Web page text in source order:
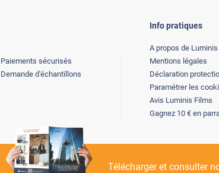
Paiements sécurisés
Demande d'échantillons
Info pratiques
A propos de
Mentions légales
Déclaration
Paramétrer les
Avis Luminis Films
Gagnez 10 € en
Télécharger et consulter